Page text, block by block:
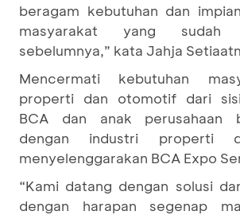
beragam kebutuhan dan
masyarakat yang sudah
sebelumnya,” kata Jahja
Mencermati kebutuhan
properti dan otomotif dari
BCA dan anak perusahaan
dengan industri properti
menyelenggarakan BCA Expo
“Kami datang dengan solusi
dengan harapan segenap